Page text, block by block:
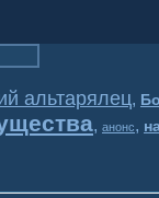
альтарялец,
, анонс,